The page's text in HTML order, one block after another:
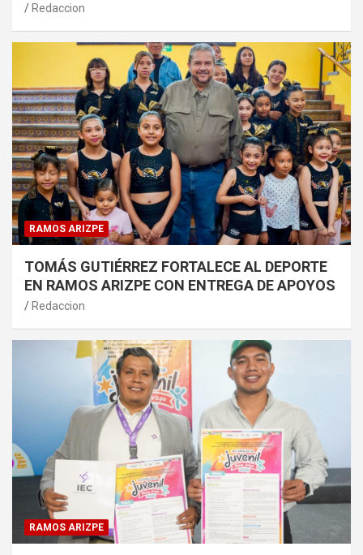
Redaccion
RAMOS ARIZPE
TOMÁS GUTIÉRREZ FORTALECE AL DEPORTE
EN RAMOS ARIZPE CON ENTREGA DE APOYOS
Redaccion
RAMOS ARIZPE